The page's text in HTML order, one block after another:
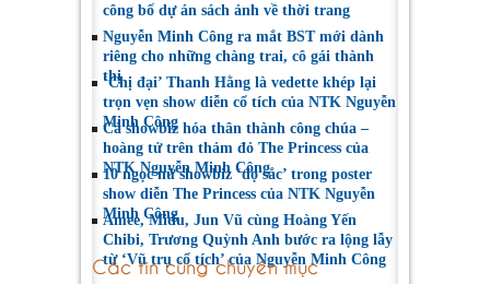
công bố dự án sách ảnh về thời trang
Nguyễn Minh Công ra mắt BST mới dành
riêng cho những chàng trai, cô gái thành
thị
‘Chị đại’ Thanh Hằng là vedette khép lại
trọn vẹn show diễn cổ tích của NTK Nguyễn
Minh Công
Cả showbiz hóa thân thành công chúa –
hoàng tử trên thảm đỏ The Princess của
NTK Nguyễn Minh Công
10 ngọc nữ showbiz ‘đọ sắc’ trong poster
show diễn The Princess của NTK Nguyễn
Minh Công
Amee, Midu, Jun Vũ cùng Hoàng Yến
Chibi, Trương Quỳnh Anh bước ra lộng lẫy
từ ‘Vũ trụ cổ tích’ của Nguyễn Minh Công
Các tin cùng chuyên mục